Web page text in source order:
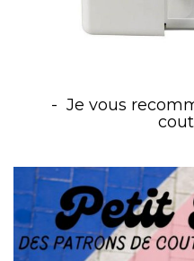
Je vous